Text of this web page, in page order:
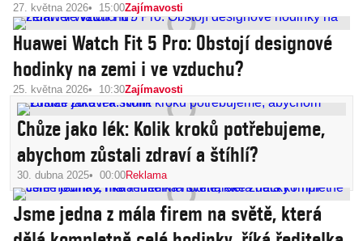
27. května 2026 15:00Zajímavosti
Huawei Watch Fit 5 Pro: Obstojí designové
hodinky na zemi i ve vzduchu?
25. května 2026 10:30Zajímavosti
Chůze jako lék: Kolik kroků potřebujeme,
abychom zůstali zdraví a štíhlí?
30. dubna 2025 00:00Reklama
Jsme jedna z mála firem na světě, která